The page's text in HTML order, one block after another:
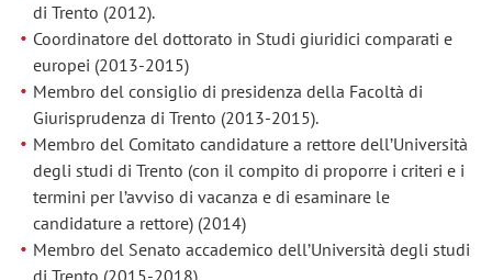
di Trento (2012).
Coordinatore del dottorato in Studi giuridici comparati e
europei (2013-2015)
Membro del consiglio di presidenza della Facoltà di
Giurisprudenza di Trento (2013-2015).
Membro del Comitato candidature a rettore dell’Università
degli studi di Trento (con il compito di proporre i criteri e i
termini per l’avviso di vacanza e di esaminare le
candidature a rettore) (2014)
Membro del Senato accademico dell’Università degli studi